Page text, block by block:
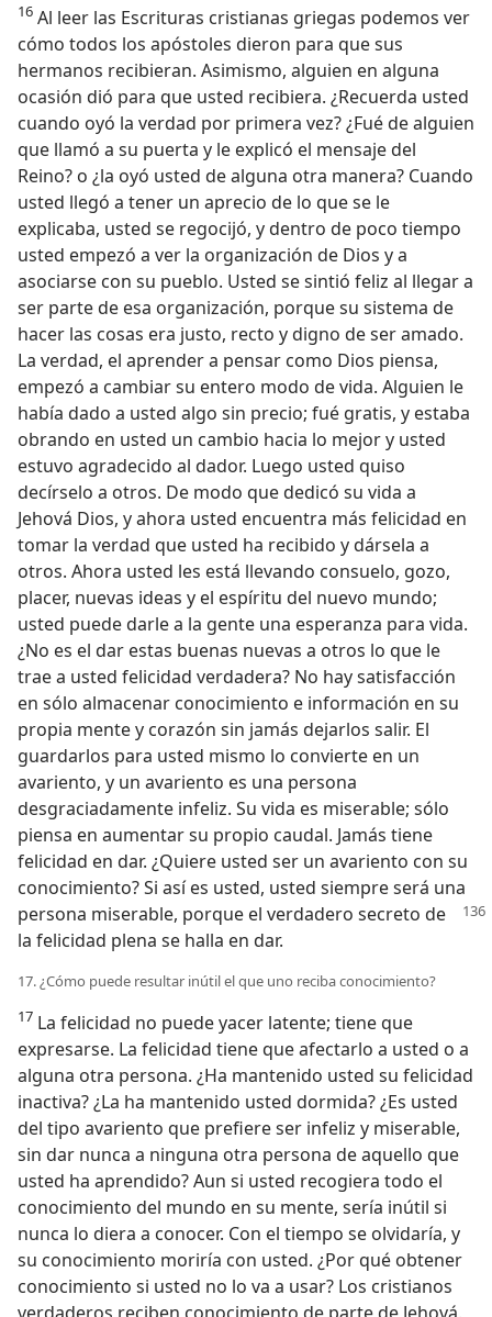
16 Al leer las Escrituras cristianas griegas podemos ver
cómo todos los apóstoles dieron para que sus
hermanos recibieran. Asimismo, alguien en alguna
ocasión dió para que usted recibiera. ¿Recuerda usted
cuando oyó la verdad por primera vez? ¿Fué de alguien
que llamó a su puerta y le explicó el mensaje del
Reino? o ¿la oyó usted de alguna otra manera? Cuando
usted llegó a tener un aprecio de lo que se le
explicaba, usted se regocijó, y dentro de poco tiempo
usted empezó a ver la organización de Dios y a
asociarse con su pueblo. Usted se sintió feliz al llegar a
ser parte de esa organización, porque su sistema de
hacer las cosas era justo, recto y digno de ser amado.
La verdad, el aprender a pensar como Dios piensa,
empezó a cambiar su entero modo de vida. Alguien le
había dado a usted algo sin precio; fué gratis, y estaba
obrando en usted un cambio hacia lo mejor y usted
estuvo agradecido al dador. Luego usted quiso
decírselo a otros. De modo que dedicó su vida a
Jehová Dios, y ahora usted encuentra más felicidad en
tomar la verdad que usted ha recibido y dársela a
otros. Ahora usted les está llevando consuelo, gozo,
placer, nuevas ideas y el espíritu del nuevo mundo;
usted puede darle a la gente una esperanza para vida.
¿No es el dar estas buenas nuevas a otros lo que le
trae a usted felicidad verdadera? No hay satisfacción
en sólo almacenar conocimiento e información en su
propia mente y corazón sin jamás dejarlos salir. El
guardarlos para usted mismo lo convierte en un
avariento, y un avariento es una persona
desgraciadamente infeliz. Su vida es miserable; sólo
piensa en aumentar su propio caudal. Jamás tiene
felicidad en dar. ¿Quiere usted ser un avariento con su
conocimiento? Si así es usted, usted siempre será una
persona miserable, porque el verdadero secreto de
la felicidad plena se halla en dar.
17. ¿Cómo puede resultar inútil el que uno reciba conocimiento?
17 La felicidad no puede yacer latente; tiene que
expresarse. La felicidad tiene que afectarlo a usted o a
alguna otra persona. ¿Ha mantenido usted su felicidad
inactiva? ¿La ha mantenido usted dormida? ¿Es usted
del tipo avariento que prefiere ser infeliz y miserable,
sin dar nunca a ninguna otra persona de aquello que
usted ha aprendido? Aun si usted recogiera todo el
conocimiento del mundo en su mente, sería inútil si
nunca lo diera a conocer. Con el tiempo se olvidaría, y
su conocimiento moriría con usted. ¿Por qué obtener
conocimiento si usted no lo va a usar? Los cristianos